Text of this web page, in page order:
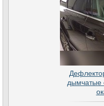
дымчатые